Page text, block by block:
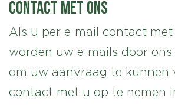
Contact met ons
Als u per e-mail contact met
worden uw e-mails door ons
om uw aanvraag te kunnen
contact met u op te nemen